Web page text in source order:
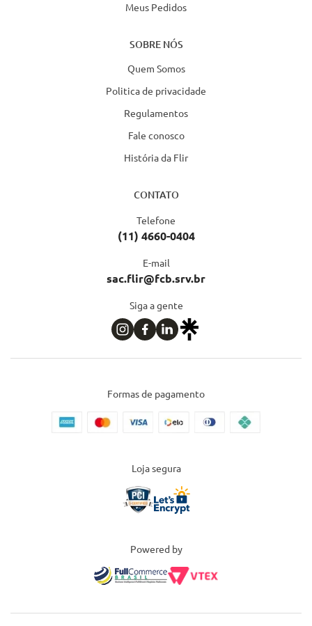
Meus Pedidos
SOBRE NÓS
Quem Somos
Politica de privacidade
Regulamentos
Fale conosco
História da Flir
CONTATO
Telefone
(11) 4660-0404
E-mail
sac.flir@fcb.srv.br
Siga a gente
Formas de pagamento
Loja segura
Powered by